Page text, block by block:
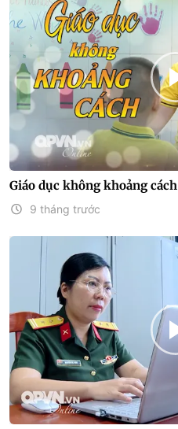
Giáo dục không khoảng cách
9 tháng trước